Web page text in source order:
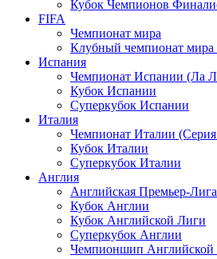
Кубок Чемпионов
FIFA
Чемпионат мира
Клубный чемпионат мира
Испания
Чемпионат Испании (Ла
Кубок Испании
Суперкубок Испании
Италия
Чемпионат Италии
Кубок Италии
Суперкубок Италии
Англия
Английская Премьер-Лига
Кубок Англии
Кубок Английской Лиги
Суперкубок Англии
Чемпионшип Английской